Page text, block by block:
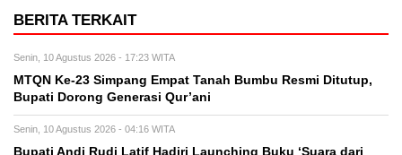
BERITA TERKAIT
Senin, 10 Agustus 2026 - 17:23 WITA
MTQN Ke-23 Simpang Empat Tanah Bumbu Resmi Ditutup,
Bupati Dorong Generasi Qur’ani
Senin, 10 Agustus 2026 - 04:16 WITA
Bupati Andi Rudi Latif Hadiri Launching Buku ‘Suara dari